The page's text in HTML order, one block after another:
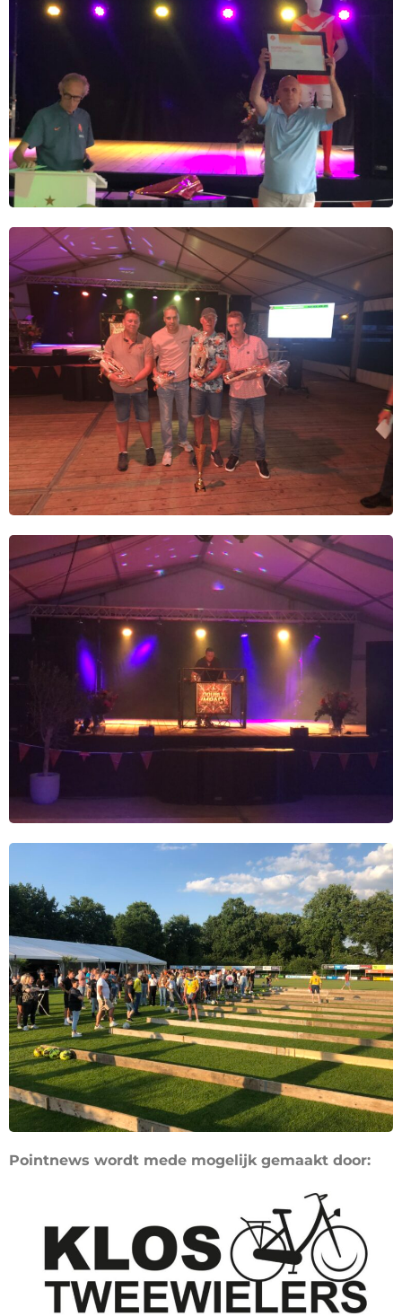
Pointnews wordt mede mogelijk gemaakt door: